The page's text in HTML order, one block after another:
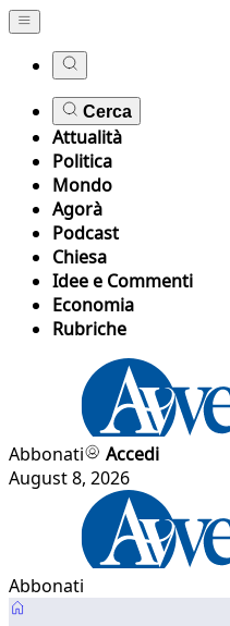
Cerca
Attualità
Politica
Mondo
Agorà
Podcast
Chiesa
Idee e Commenti
Economia
Rubriche
Abbonati
Accedi
August 8, 2026
Abbonati